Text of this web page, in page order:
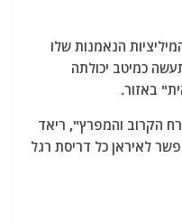
הנאמנות שלו
כמיטב יכולתה
באזור.
הקרוב והמפרץ", ריאד
לאיראן כל דריסת רגל